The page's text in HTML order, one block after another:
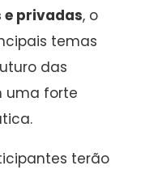
e privadas, o
temas
das
uma forte
terão